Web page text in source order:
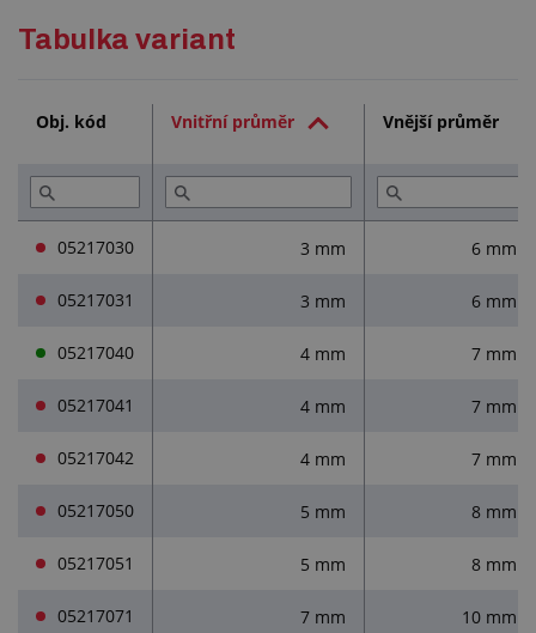
Přečtěte si (3)
Tabulka variant
Obj. kód Vnitřní průměr Vnější průměr
05217030 3 mm 6 mm
05217031 3 mm 6 mm
05217040 4 mm 7 mm
05217041 4 mm 7 mm
05217042 4 mm 7 mm
05217050 5 mm 8 mm
05217051 5 mm 8 mm
05217071 7 mm 10 mm